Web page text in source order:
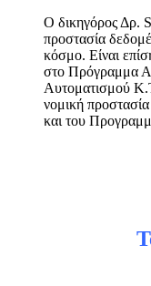
Ο δικηγόρος Δρ.
προστασία
κόσμο. Είναι
στο Πρόγραμμα
Αυτοματισμού
νομική
και του